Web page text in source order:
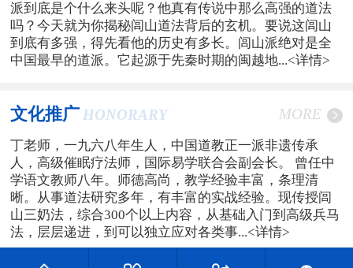
派到底是个什么来头呢？他真有传说中那么高强的道法
吗？今天就为你揭秘闾山道法背后的玄机。要说这闾山
到底有多强，得先看他的历史有多长。闾山派绝对是全
中国最早的道派。它起源于先秦时期的闽越地...<详情>
文化推广 HONORARY MORE
丁老师，一九六八年生人，中国道教正一派非遗传承
人，高级催眠疗法师，国际易学联合会副会长。 曾任中
学语文教师八年。师德高尚，教学经验丰富，条理清
晰。从事道法研究多年，有丰富的实战经验。现传授闾
山三奶法，综合300个以上内容，从基础入门到高级兵马
法，层层递进，到可以独立应对各类事...<详情>